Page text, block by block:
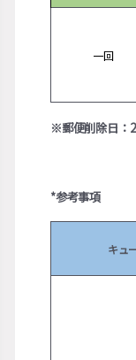
一回
※郵便削除日：
*参考事項
キュ